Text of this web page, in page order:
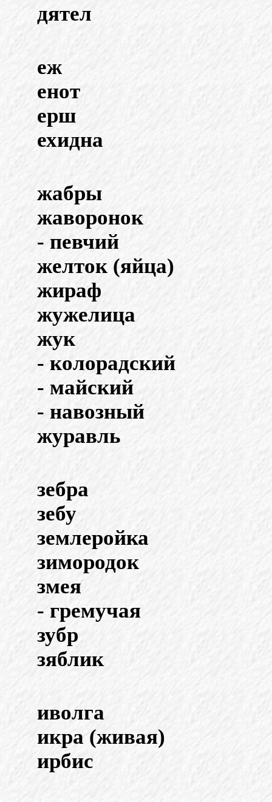
дятел
еж
енот
ерш
ехидна
жабры
жаворонок
- певчий
желток (яйца)
жираф
жужелица
жук
- колорадский
- майский
- навозный
журавль
зебра
зебу
землеройка
зимородок
змея
- гремучая
зубр
зяблик
иволга
икра (живая)
ирбис